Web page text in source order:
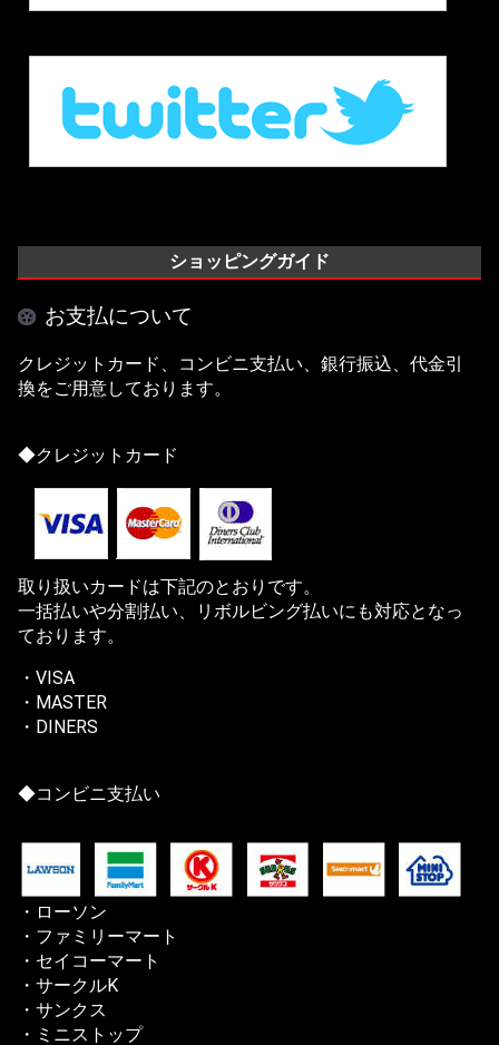
ショッピングガイド
お支払について
クレジットカード、コンビニ支払い、銀行振込、代金引
換をご用意しております。
◆クレジットカード
取り扱いカードは下記のとおりです。
一括払いや分割払い、リボルビング払いにも対応となっ
ております。
・VISA
・MASTER
・DINERS
◆コンビニ支払い
・ローソン
・ファミリーマート
・セイコーマート
・サークルK
・サンクス
・ミニストップ